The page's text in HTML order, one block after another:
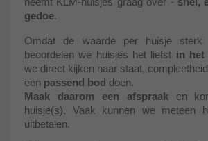
gedoe.
Omdat de waarde per huisje sterk
beoordelen we huisjes het liefst in het
we direct kijken naar staat,
een passend bod doen.
Maak daarom een afspraak en
huisje(s). Vaak kunnen we meteen
uitbetalen.